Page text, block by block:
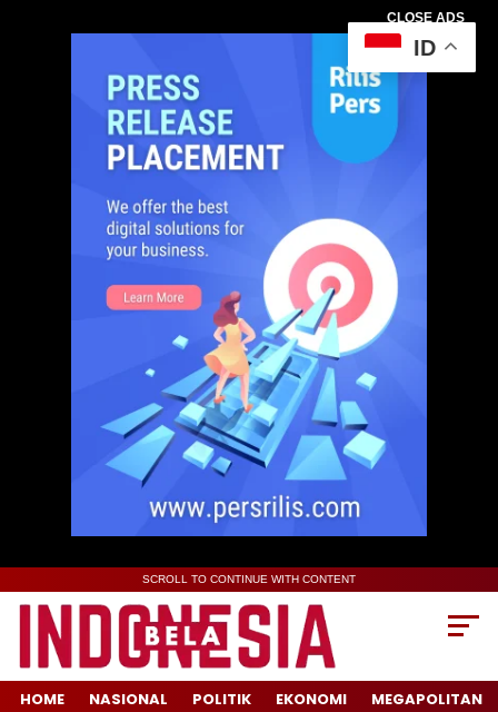
CLOSE ADS
SCROLL TO CONTINUE WITH CONTENT
HOME NASIONAL POLITIK EKONOMI MEGAPOLITAN
ID